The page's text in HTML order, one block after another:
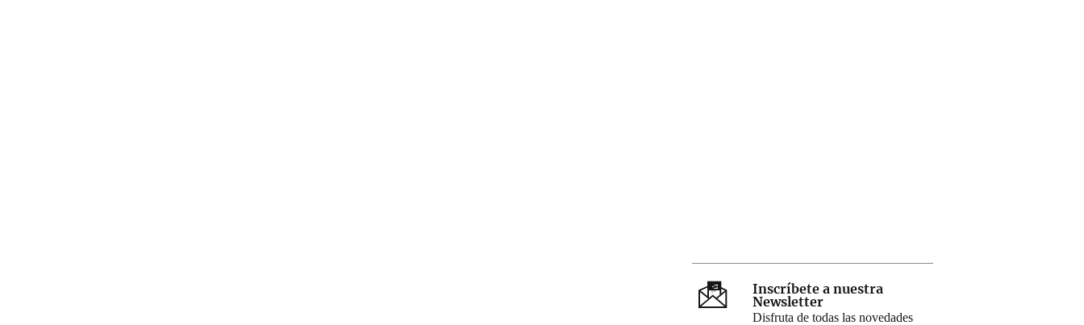
Inscríbete a nuestra
Newsletter
Disfruta de todas las novedades